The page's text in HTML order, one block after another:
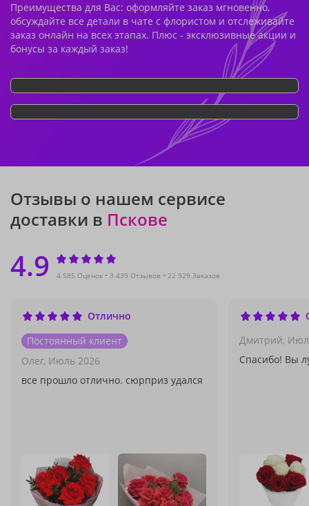
Преимущества для Вас: оформляйте заказ мгновенно,
обсуждайте все детали в чате с флористом и отслеживайте
заказ онлайн на всех этапах. Плюс - эксклюзивные акции и
бонусы за каждый заказ!
Отзывы о нашем сервисе
доставки в Пскове
4.9 4 585 Оценок 3 439 Отзывов 22 929 Заказов
Отлично
Постоянный клиент
Олег, Июль 2026
все прошло отлично. сюрприз удался
Дмитрий,
Спасибо! Вы